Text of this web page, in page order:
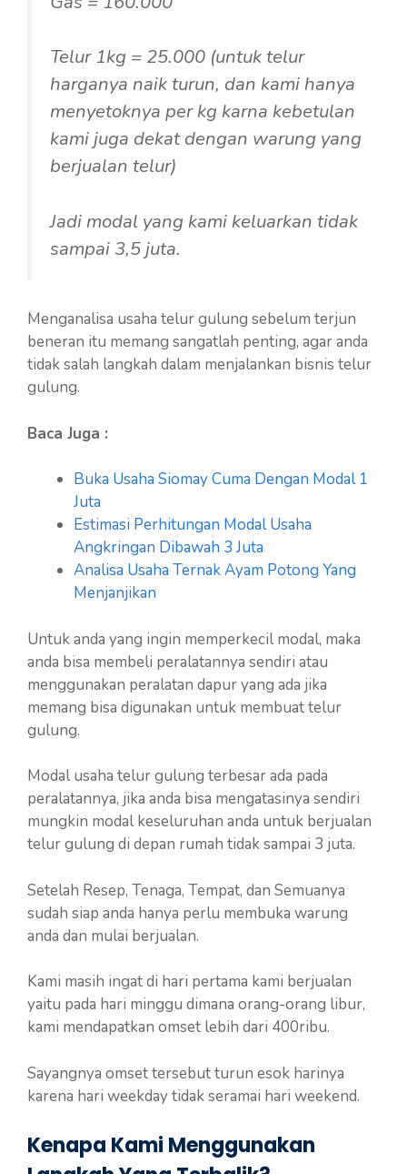
Telur 1kg = 25.000 (untuk telur
harganya naik turun, dan kami hanya
menyetoknya per kg karna kebetulan
kami juga dekat dengan warung yang
berjualan telur)
Jadi modal yang kami keluarkan tidak
sampai 3,5 juta.
Menganalisa usaha telur gulung sebelum terjun
beneran itu memang sangatlah penting, agar anda
tidak salah langkah dalam menjalankan bisnis telur
gulung.
Baca Juga :
Buka Usaha Siomay Cuma Dengan Modal 1
Juta
Estimasi Perhitungan Modal Usaha
Angkringan Dibawah 3 Juta
Analisa Usaha Ternak Ayam Potong Yang
Menjanjikan
Untuk anda yang ingin memperkecil modal, maka
anda bisa membeli peralatannya sendiri atau
menggunakan peralatan dapur yang ada jika
memang bisa digunakan untuk membuat telur
gulung.
Modal usaha telur gulung terbesar ada pada
peralatannya, jika anda bisa mengatasinya sendiri
mungkin modal keseluruhan anda untuk berjualan
telur gulung di depan rumah tidak sampai 3 juta.
Setelah Resep, Tenaga, Tempat, dan Semuanya
sudah siap anda hanya perlu membuka warung
anda dan mulai berjualan.
Kami masih ingat di hari pertama kami berjualan
yaitu pada hari minggu dimana orang-orang libur,
kami mendapatkan omset lebih dari 400ribu.
Sayangnya omset tersebut turun esok harinya
karena hari weekday tidak seramai hari weekend.
Kenapa Kami Menggunakan